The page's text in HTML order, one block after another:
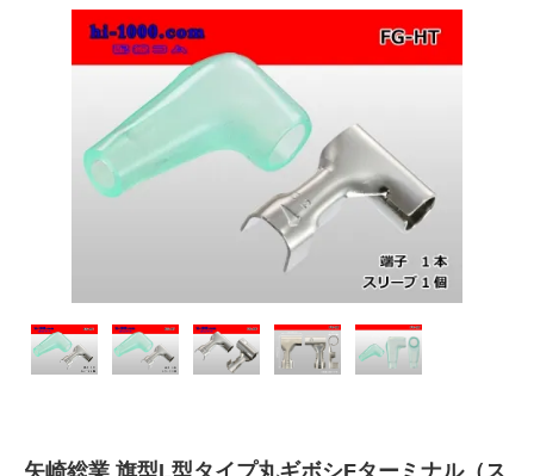
矢崎総業 旗型L型タイプ丸ギボシFターミナル（ス